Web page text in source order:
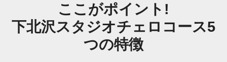
ここがポイント!
下北沢スタジオチェロコース5
つの特徴